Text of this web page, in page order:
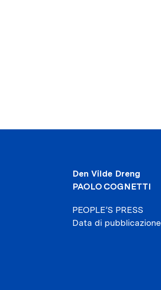
Den Vilde Dreng
PAOLO COGNETTI
PEOPLE’S PRESS
Data di pubblicazione